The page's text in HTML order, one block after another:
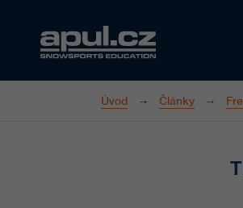
Úvod Články